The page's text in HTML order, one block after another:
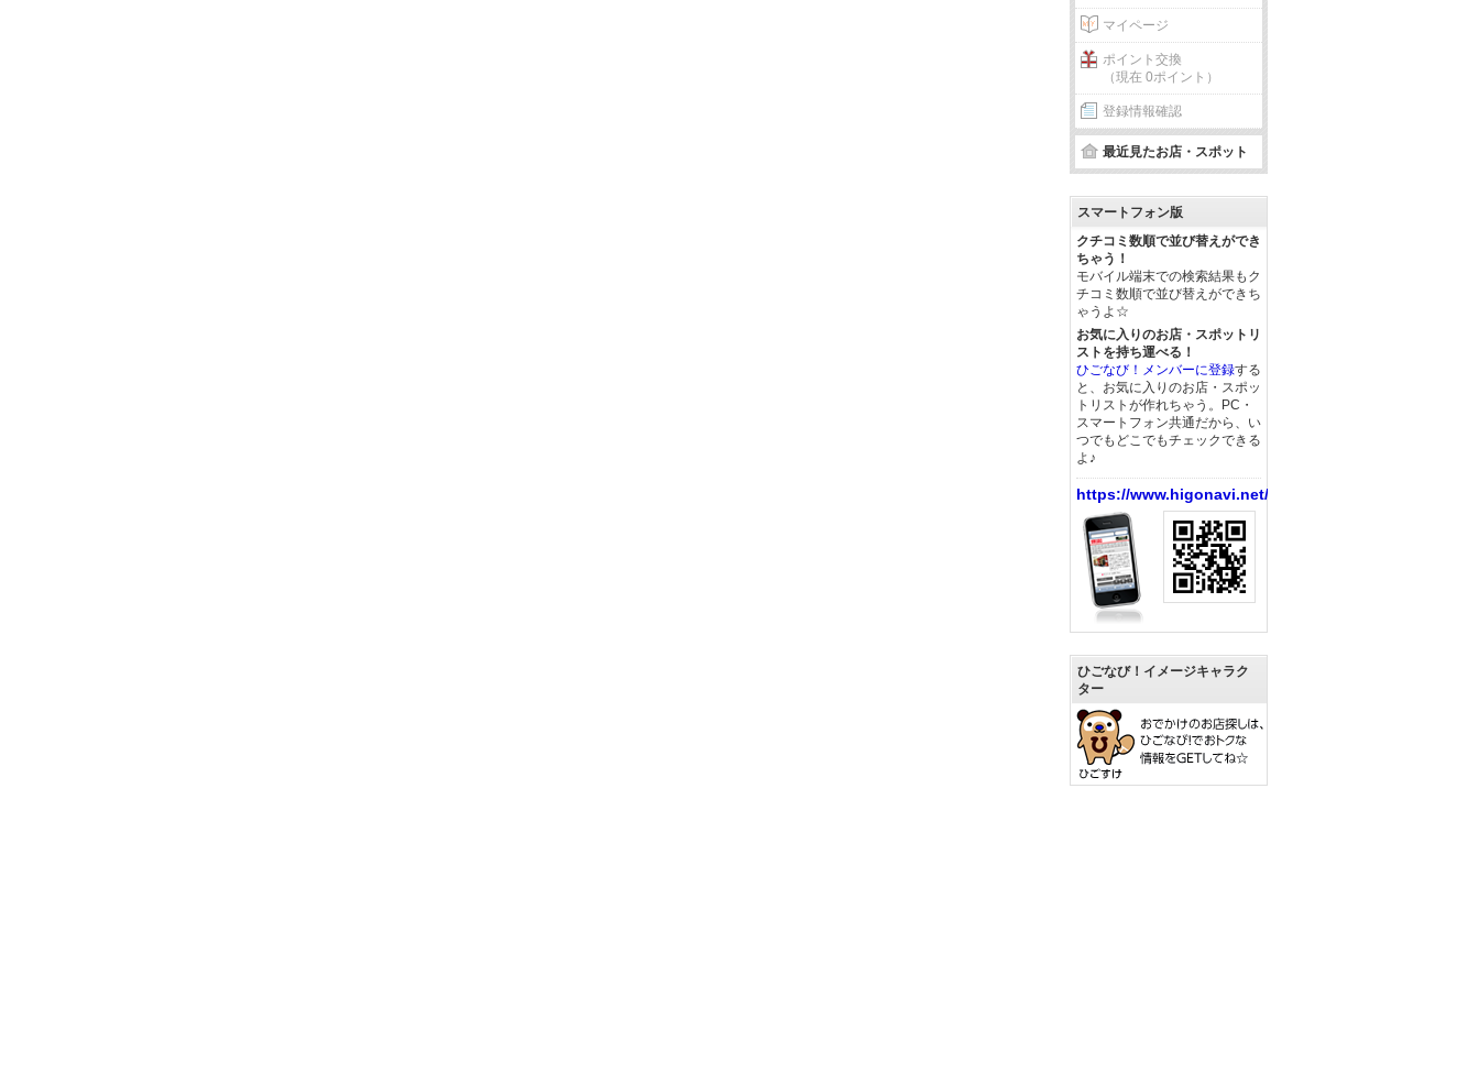
マイページ
ポイント交換
（現在 0ポイント）
登録情報確認
最近見たお店・スポット
スマートフォン版
クチコミ数順で並び替えができ
ちゃう！
モバイル端末での検索結果もク
チコミ数順で並び替えができち
ゃうよ☆
お気に入りのお店・スポットリ
ストを持ち運べる！
ひごなび！メンバーに登録する
と、お気に入りのお店・スポッ
トリストが作れちゃう。PC・
スマートフォン共通だから、い
つでもどこでもチェックできる
よ♪
https://www.higonavi.net/
ひごなび！イメージキャラク
ター